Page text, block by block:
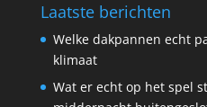
Laatste berichten
Welke dakpannen echt
klimaat
Wat er echt op het spel